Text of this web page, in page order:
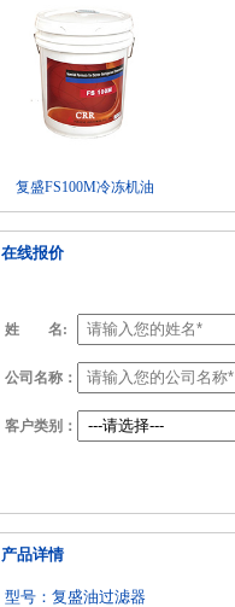
复盛FS100M冷冻机油
在线报价
姓 名:
公司名称：
客户类别：
产品详情
型号：复盛油过滤器